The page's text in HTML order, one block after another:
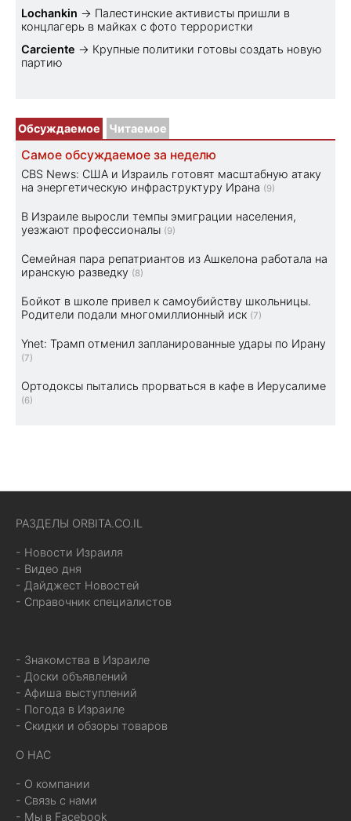
Lochankin → Палестинские активисты пришли в
концлагерь в майках с фото террористки
Carciente → Крупные политики готовы создать новую
партию
Обсуждаемое Читаемое
Самое обсуждаемое за неделю
CBS News: США и Израиль готовят масштабную атаку
на энергетическую инфраструктуру Ирана (9)
В Израиле выросли темпы эмиграции населения,
уезжают профессионалы (9)
Семейная пара репатриантов из Ашкелона работала на
иранскую разведку (8)
Бойкот в школе привел к самоубийству школьницы.
Родители подали многомиллионный иск (7)
Ynet: Трамп отменил запланированные удары по Ирану
(7)
Ортодоксы пытались прорваться в кафе в Иерусалиме
(6)
РАЗДЕЛЫ ORBITA.CO.IL
- Новости Израиля
- Видео дня
- Дайджест Новостей
- Справочник специалистов
- Знакомства в Израиле
- Доски объявлений
- Афиша выступлений
- Погода в Израиле
- Скидки и обзоры товаров
О НАС
- О компании
- Связь с нами
- Мы в Facebook